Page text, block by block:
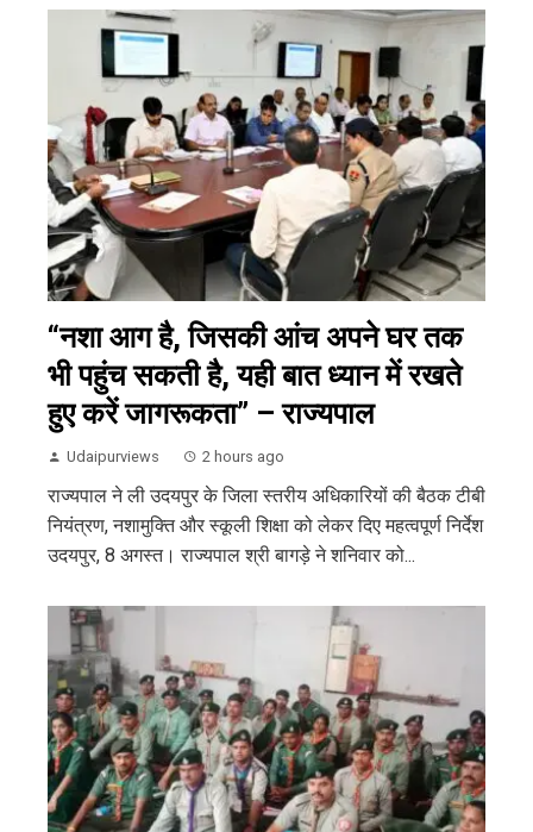
“नशा आग है, जिसकी आंच अपने घर तक
भी पहुंच सकती है, यही बात ध्यान में रखते
हुए करें जागरूकता” – राज्यपाल
Udaipurviews 2 hours ago
राज्यपाल ने ली उदयपुर के जिला स्तरीय अधिकारियों की बैठक टीबी
नियंत्रण, नशामुक्ति और स्कूली शिक्षा को लेकर दिए महत्वपूर्ण निर्देश
उदयपुर, 8 अगस्त। राज्यपाल श्री बागड़े ने शनिवार को...